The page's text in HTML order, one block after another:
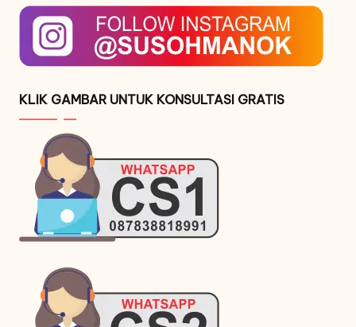
KLIK GAMBAR UNTUK KONSULTASI GRATIS